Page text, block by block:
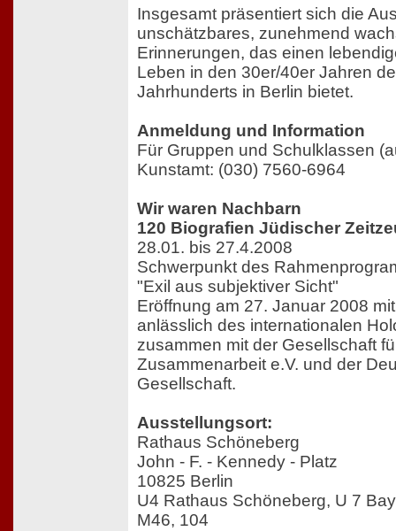
Insgesamt präsentiert sich die
unschätzbares, zunehmend
Erinnerungen, das einen
Leben in den 30er/40er Jahren
Jahrhunderts in Berlin bietet.
Anmeldung und Information
Für Gruppen und Schulklassen
Kunstamt: (030) 7560-6964
Wir waren Nachbarn
120 Biografien Jüdischer
28.01. bis 27.4.2008
Schwerpunkt des
"Exil aus subjektiver Sicht"
Eröffnung am 27. Januar 2008
anlässlich des internationalen
zusammen mit der Gesellschaft
Zusammenarbeit e.V. und der
Gesellschaft.
Ausstellungsort:
Rathaus Schöneberg
John - F. - Kennedy - Platz
10825 Berlin
U4 Rathaus Schöneberg, U 7
M46, 104